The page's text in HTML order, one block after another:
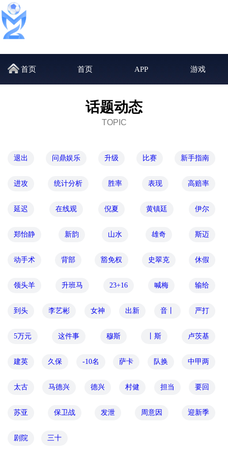
首页 首页 APP 游戏
话题动态
TOPIC
退出 问鼎娱乐 升级 比赛 新手指南
进攻 统计分析 胜率 表现 高赔率
延迟 在线观 倪夏 黄镇廷 伊尔
郑怡静 新韵 山水 雄奇 斯迈
动手术 背部 豁免权 史翠克 休假
领头羊 升班马 23+16 喊梅 输给
到头 李艺彬 女神 出新 音丨 严打
5万元 这件事 穆斯 丨斯 卢茨基
建英 久保 -10名 萨卡 队换 中甲两
太古 马德兴 德兴 村健 担当 要回
苏亚 保卫战 发泄 周意因 迎新季
剧院 三十